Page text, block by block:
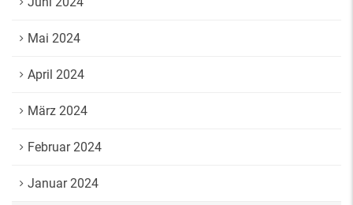
Mai 2024
April 2024
März 2024
Februar 2024
Januar 2024